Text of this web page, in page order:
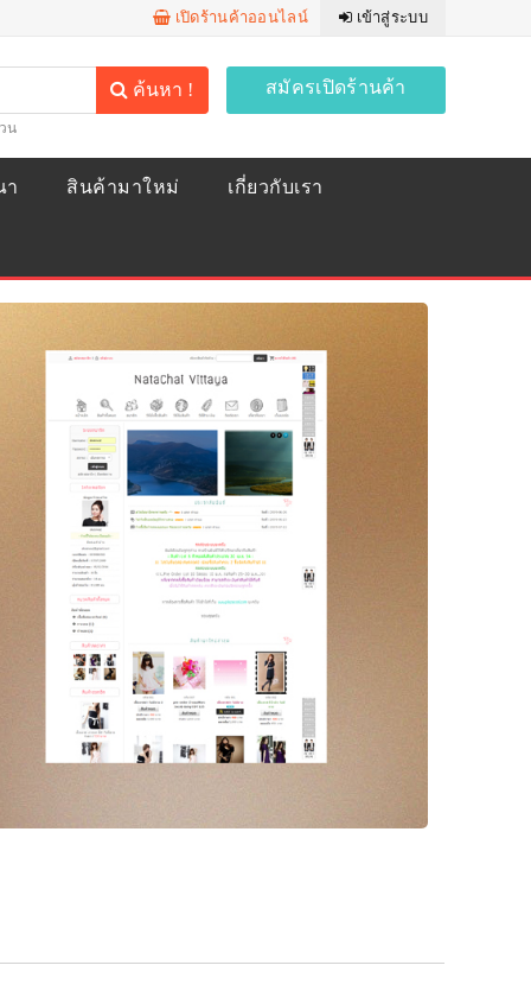
เปิดร้านค้าออนไลน์ เข้าสู่ระบบ
ค้นหา !
น
สมัครเปิดร้านค้า
า สินค้ามาใหม่ เกี่ยวกับเรา